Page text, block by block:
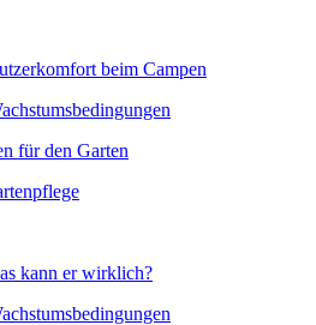
beim Campen
für den Garten
kann er wirklich?